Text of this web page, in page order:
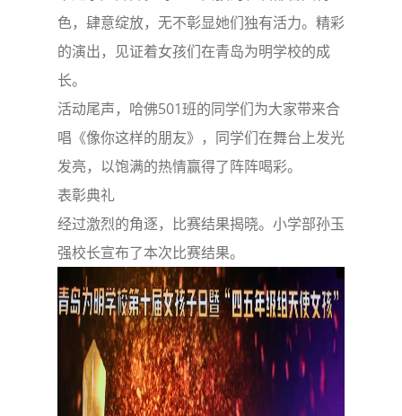
色，肆意绽放，无不彰显她们独有活力。精彩
的演出，见证着女孩们在青岛为明学校的成
长。
活动尾声，哈佛501班的同学们为大家带来合
唱《像你这样的朋友》，同学们在舞台上发光
发亮，以饱满的热情赢得了阵阵喝彩。
表彰典礼
经过激烈的角逐，比赛结果揭晓。小学部孙玉
强校长宣布了本次比赛结果。